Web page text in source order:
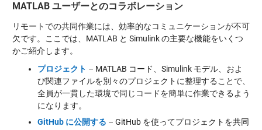
MATLAB ユーザーとのコラボレーション
リモートでの共同作業には、効率的なコミュニケーションが不可
欠です。ここでは、MATLAB と Simulink の主要な機能をいくつ
かご紹介します。
プロジェクト – MATLAB コード、Simulink モデル、およ
び関連ファイルを別々のプロジェクトに整理することで、
全員が一貫した環境で同じコードを簡単に作業できるよう
になります。
GitHub に公開する – GitHub を使ってプロジェクトを共同